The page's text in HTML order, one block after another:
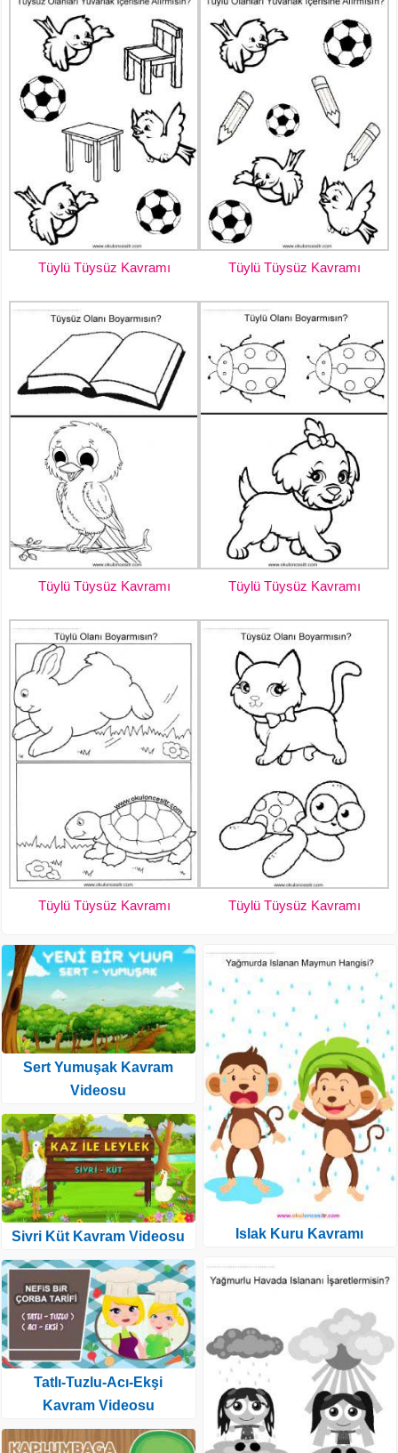
Tüylü Tüysüz Kavramı Tüylü Tüysüz Kavramı
Tüylü Tüysüz Kavramı Tüylü Tüysüz Kavramı
Tüylü Tüysüz Kavramı Tüylü Tüysüz Kavramı
Sert Yumuşak Kavram
Videosu
Sivri Küt Kavram Videosu
Tatlı-Tuzlu-Acı-Ekşi
Kavram Videosu
Islak Kuru Kavramı